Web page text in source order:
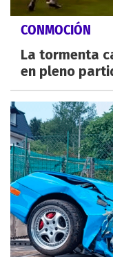
CONMOCIÓN
La tormenta
en pleno